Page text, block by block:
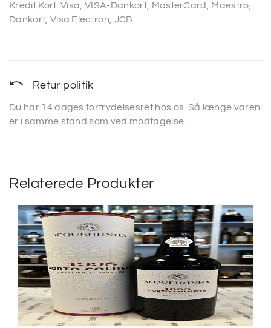
Kredit Kort: Visa, VISA-Dankort, MasterCard, Maestro,
Dankort, Visa Electron, JCB.
Retur politik
Du har 14 dages fortrydelsesret hos os. Så længe varen
er i samme stand som ved modtagelse.
Relaterede Produkter